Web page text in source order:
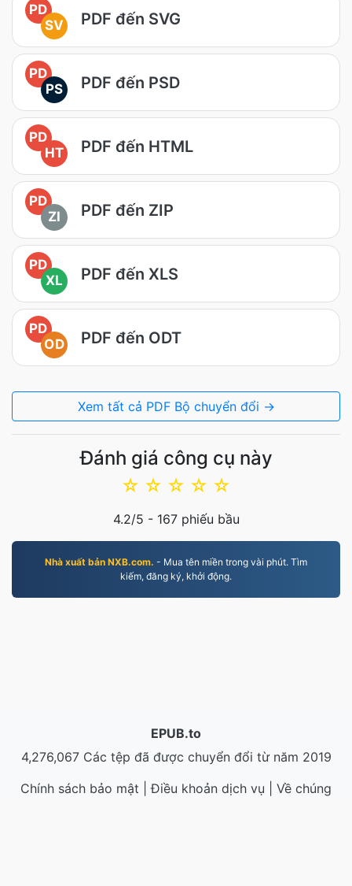
PD
SV
PDF đến SVG
PD
PS
PDF đến PSD
PD
HT
PDF đến HTML
PD
ZI
PDF đến ZIP
PD
XL
PDF đến XLS
PD
OD
PDF đến ODT
Xem tất cả PDF Bộ chuyển đổi →
Đánh giá công cụ này
☆
☆
☆
☆
☆
4.2/5 - 167phiếu bầu
Nhà xuất bản NXB.com. - Mua tên miền trong vài phút. Tìm
kiếm, đăng ký, khởi động.
EPUB.to
4,276,067 Các tệp đã được chuyển đổi từ năm 2019
Chính sách bảo mật |Điều khoản dịch vụ
Về chúng